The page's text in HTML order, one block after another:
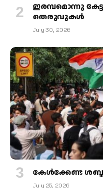
ഇരമ്പമൊന്നു
തെരുവുകള്‍
July 30, 2026
കേള്‍ക്കേണ്ട
July 25, 2026